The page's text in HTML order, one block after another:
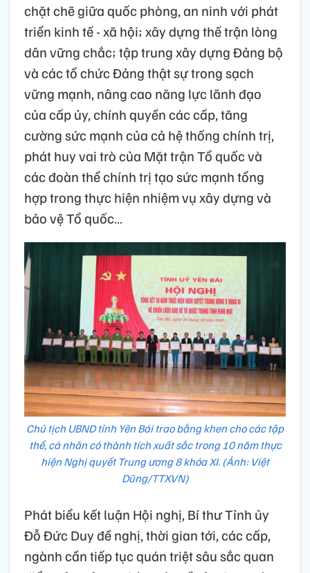
chặt chẽ giữa quốc phòng, an ninh với phát
triển kinh tế - xã hội; xây dựng thế trận lòng
dân vững chắc; tập trung xây dựng Đảng bộ
và các tổ chức Đảng thật sự trong sạch
vững mạnh, nâng cao năng lực lãnh đạo
của cấp ủy, chính quyền các cấp, tăng
cường sức mạnh của cả hệ thống chính trị,
phát huy vai trò của Mặt trận Tổ quốc và
các đoàn thể chính trị tạo sức mạnh tổng
hợp trong thực hiện nhiệm vụ xây dựng và
bảo vệ Tổ quốc…
Chủ tịch UBND tỉnh Yên Bái trao bằng khen cho các tập
thể, cá nhân có thành tích xuất sắc trong 10 năm thực
hiện Nghị quyết Trung ương 8 khóa XI. (Ảnh: Việt
Dũng/TTXVN)
Phát biểu kết luận Hội nghị, Bí thư Tỉnh ủy
Đỗ Đức Duy đề nghị, thời gian tới, các cấp,
ngành cần tiếp tục quán triệt sâu sắc quan